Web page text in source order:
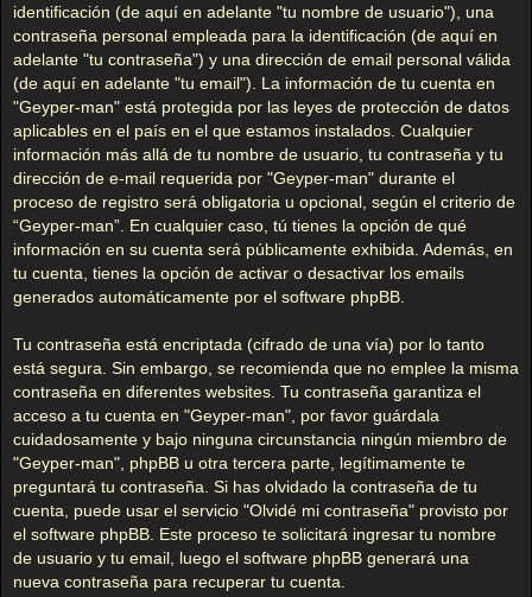
identificación (de aquí en adelante "tu nombre de usuario"), una
contraseña personal empleada para la identificación (de aquí en
adelante "tu contraseña") y una dirección de email personal válida
(de aquí en adelante "tu email"). La información de tu cuenta en
"Geyper-man" está protegida por las leyes de protección de datos
aplicables en el país en el que estamos instalados. Cualquier
información más allá de tu nombre de usuario, tu contraseña y tu
dirección de e-mail requerida por "Geyper-man" durante el
proceso de registro será obligatoria u opcional, según el criterio de
“Geyper-man”. En cualquier caso, tú tienes la opción de qué
información en su cuenta será públicamente exhibida. Además, en
tu cuenta, tienes la opción de activar o desactivar los emails
generados automáticamente por el software phpBB.
Tu contraseña está encriptada (cifrado de una vía) por lo tanto
está segura. Sin embargo, se recomienda que no emplee la misma
contraseña en diferentes websites. Tu contraseña garantiza el
acceso a tu cuenta en "Geyper-man", por favor guárdala
cuidadosamente y bajo ninguna circunstancia ningún miembro de
"Geyper-man", phpBB u otra tercera parte, legítimamente te
preguntará tu contraseña. Si has olvidado la contraseña de tu
cuenta, puede usar el servicio "Olvidé mi contraseña" provisto por
el software phpBB. Este proceso te solicitará ingresar tu nombre
de usuario y tu email, luego el software phpBB generará una
nueva contraseña para recuperar tu cuenta.